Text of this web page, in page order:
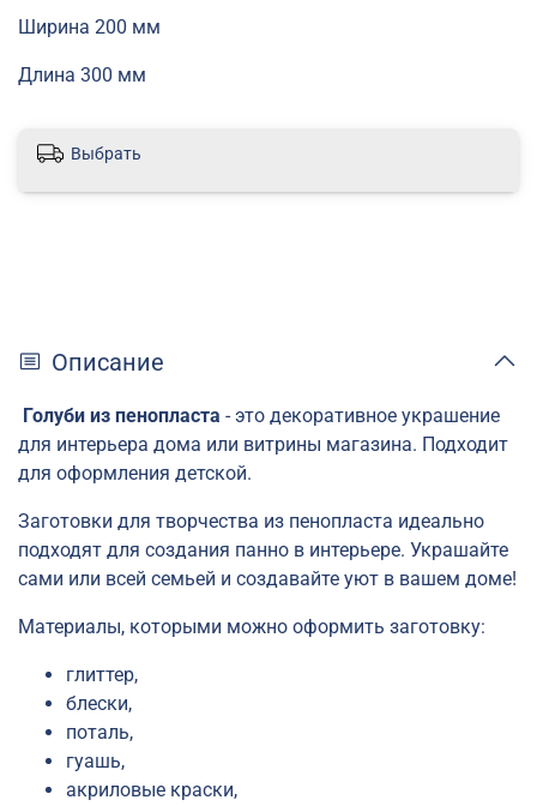
Ширина 200 мм
Длина 300 мм
Выбрать
Описание
Голуби из пенопласта - это декоративное украшение
для интерьера дома или витрины магазина. Подходит
для оформления детской.
Заготовки для творчества из пенопласта идеально
подходят для создания панно в интерьере. Украшайте
сами или всей семьей и создавайте уют в вашем доме!
Материалы, которыми можно оформить заготовку:
глиттер,
блески,
поталь,
гуашь,
акриловые краски,